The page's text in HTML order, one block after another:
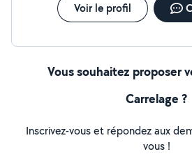
Voir le profil
Vous souhaitez proposer
Carrelage ?
Inscrivez-vous et répondez aux
vous !